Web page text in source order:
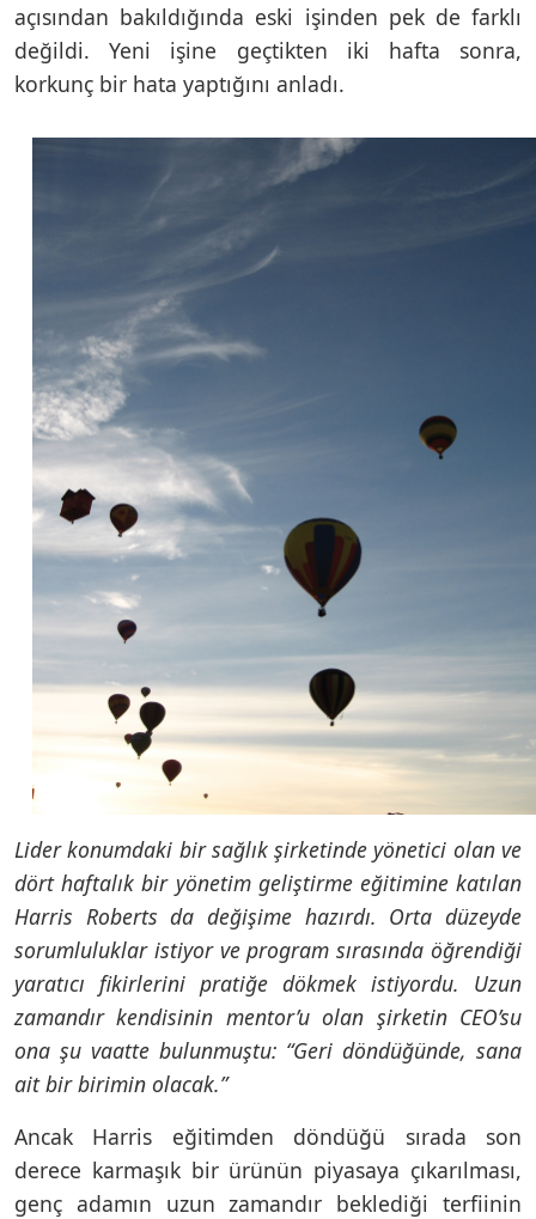
açısından bakıldığında eski işinden pek de farklı
değildi. Yeni işine geçtikten iki hafta sonra,
korkunç bir hata yaptığını anladı.
Lider konumdaki bir sağlık şirketinde yönetici olan ve
dört haftalık bir yönetim geliştirme eğitimine katılan
Harris Roberts da değişime hazırdı. Orta düzeyde
sorumluluklar istiyor ve program sırasında öğrendiği
yaratıcı fikirlerini pratiğe dökmek istiyordu. Uzun
zamandır kendisinin mentor’u olan şirketin CEO’su
ona şu vaatte bulunmuştu: “Geri döndüğünde, sana
ait bir birimin olacak.”
Ancak Harris eğitimden döndüğü sırada son
derece karmaşık bir ürünün piyasaya çıkarılması,
genç adamın uzun zamandır beklediği terfiinin